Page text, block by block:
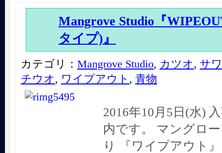
Mangrove Studio『
タイプ)』
カテゴリ： Mangrove Studio, カツオ, サ
チウオ, ワイプアウト , 青物
2016年10月5日(水)
内です。 マングロ
り 『ワイプアウト